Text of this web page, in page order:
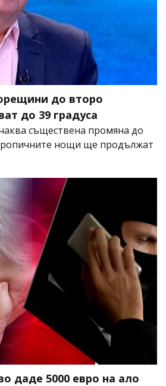
до второ
до 39 градуса
съществена промяна до
нощи ще продължат
даде 5000 евро на ало